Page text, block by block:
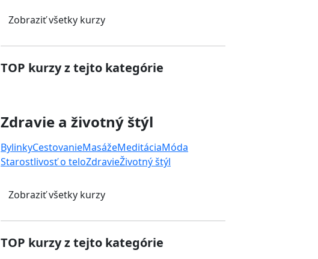
Zobraziť všetky kurzy
TOP kurzy z tejto kategórie
Zdravie a životný štýl
BylinkyCestovanieMasážeMeditáciaMóda
Starostlivosť o teloZdravieŽivotný štýl
Zobraziť všetky kurzy
TOP kurzy z tejto kategórie